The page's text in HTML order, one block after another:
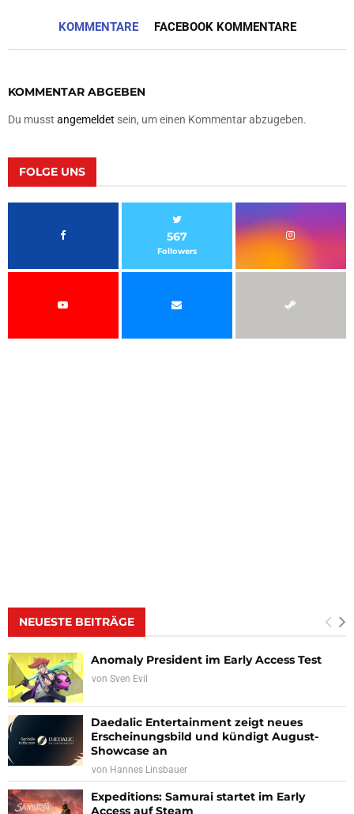
KOMMENTARE FACEBOOK KOMMENTARE
KOMMENTAR ABGEBEN
Du musst angemeldet sein, um einen Kommentar abzugeben.
FOLGE UNS
567
Followers
NEUESTE BEITRÄGE
Anomaly President im Early Access Test
von Sven Evil
Daedalic Entertainment zeigt neues
Erscheinungsbild und kündigt August-
Showcase an
von Hannes Linsbauer
Expeditions: Samurai startet im Early
Access auf Steam